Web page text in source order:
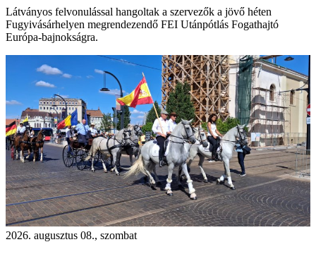
Látványos felvonulással hangoltak a szervezők a jövő héten
Fugyivásárhelyen megrendezendő FEI Utánpótlás Fogathajtó
Európa-bajnokságra.
2026. augusztus 08., szombat